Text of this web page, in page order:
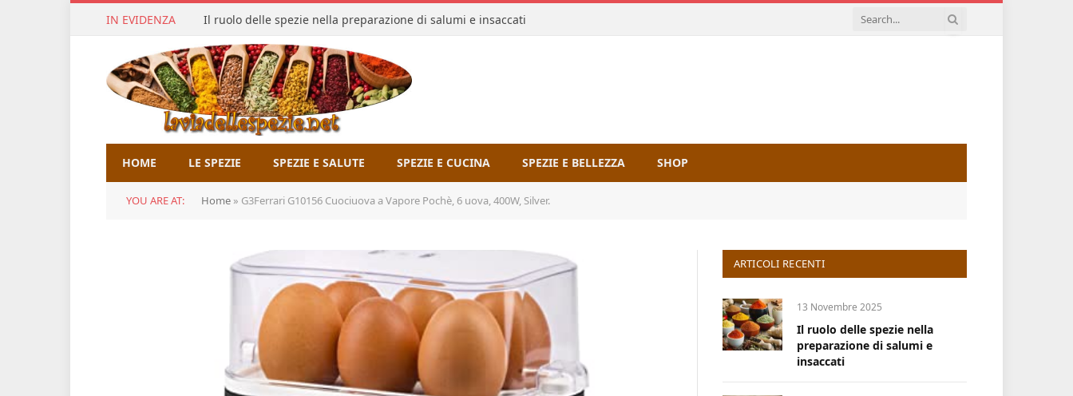
IN EVIDENZA Il ruolo delle spezie nella preparazione di salumi e insaccati
HOME LE SPEZIE SPEZIE E SALUTE SPEZIE E CUCINA SPEZIE E BELLEZZA SHOP
YOU ARE AT: Home » G3Ferrari G10156 Cuociuova a Vapore Pochè, 6 uova, 400W, Silver.
ARTICOLI RECENTI
13 Novembre 2025
Il ruolo delle spezie nella
preparazione di salumi e
insaccati